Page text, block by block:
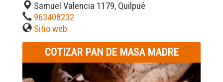
Samuel Valencia 1179, Quilpué
963408232
Sitio web
COTIZAR PAN DE MASA MADRE
Previous
Next